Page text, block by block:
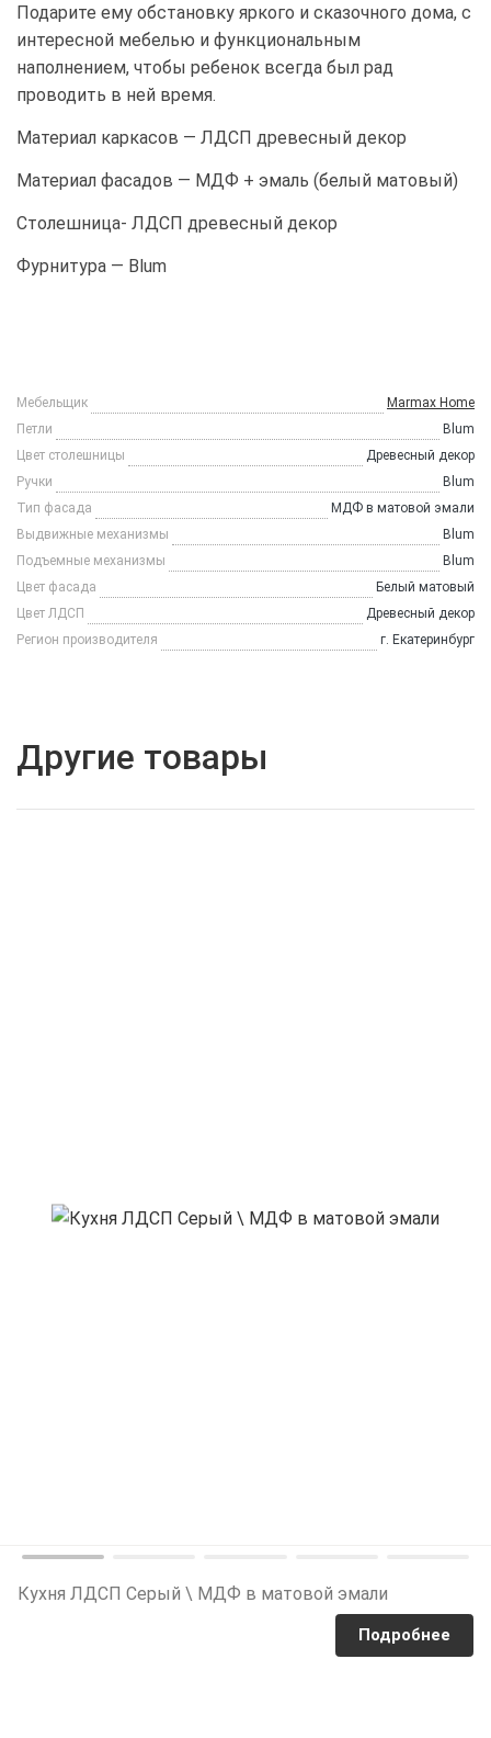
Подарите ему обстановку яркого и сказочного дома, с
интересной мебелью и функциональным
наполнением, чтобы ребенок всегда был рад
проводить в ней время.
Материал каркасов — ЛДСП древесный декор
Материал фасадов — МДФ + эмаль (белый матовый)
Столешница- ЛДСП древесный декор
Фурнитура — Blum
Мебельщик
Marmax Home
Петли
Blum
Цвет столешницы
Древесный декор
Ручки
Blum
Тип фасада
МДФ в матовой эмали
Выдвижные механизмы
Blum
Подъемные механизмы
Blum
Цвет фасада
Белый матовый
Цвет ЛДСП
Древесный декор
Регион производителя
г. Екатеринбург
Другие товары
Кухня ЛДСП Серый \ МДФ в матовой эмали
Подробнее